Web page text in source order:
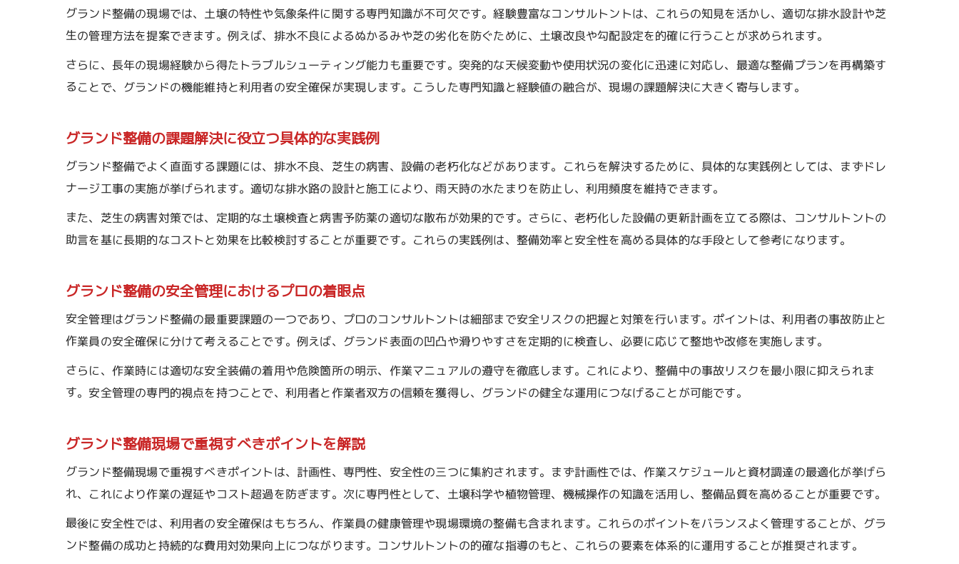
グランド整備の現場では、土壌の特性や気象条件に関する専門知識が不可欠です。経験豊富なコンサルトントは、これらの知見を活かし、適切な排水設計や芝
生の管理方法を提案できます。例えば、排水不良によるぬかるみや芝の劣化を防ぐために、土壌改良や勾配設定を的確に行うことが求められます。
さらに、長年の現場経験から得たトラブルシューティング能力も重要です。突発的な天候変動や使用状況の変化に迅速に対応し、最適な整備プランを再構築す
ることで、グランドの機能維持と利用者の安全確保が実現します。こうした専門知識と経験値の融合が、現場の課題解決に大きく寄与します。
グランド整備の課題解決に役立つ具体的な実践例
グランド整備でよく直面する課題には、排水不良、芝生の病害、設備の老朽化などがあります。これらを解決するために、具体的な実践例としては、まずドレ
ナージ工事の実施が挙げられます。適切な排水路の設計と施工により、雨天時の水たまりを防止し、利用頻度を維持できます。
また、芝生の病害対策では、定期的な土壌検査と病害予防薬の適切な散布が効果的です。さらに、老朽化した設備の更新計画を立てる際は、コンサルトントの
助言を基に長期的なコストと効果を比較検討することが重要です。これらの実践例は、整備効率と安全性を高める具体的な手段として参考になります。
グランド整備の安全管理におけるプロの着眼点
安全管理はグランド整備の最重要課題の一つであり、プロのコンサルトントは細部まで安全リスクの把握と対策を行います。ポイントは、利用者の事故防止と
作業員の安全確保に分けて考えることです。例えば、グランド表面の凹凸や滑りやすさを定期的に検査し、必要に応じて整地や改修を実施します。
さらに、作業時には適切な安全装備の着用や危険箇所の明示、作業マニュアルの遵守を徹底します。これにより、整備中の事故リスクを最小限に抑えられま
す。安全管理の専門的視点を持つことで、利用者と作業者双方の信頼を獲得し、グランドの健全な運用につなげることが可能です。
グランド整備現場で重視すべきポイントを解説
グランド整備現場で重視すべきポイントは、計画性、専門性、安全性の三つに集約されます。まず計画性では、作業スケジュールと資材調達の最適化が挙げら
れ、これにより作業の遅延やコスト超過を防ぎます。次に専門性として、土壌科学や植物管理、機械操作の知識を活用し、整備品質を高めることが重要です。
最後に安全性では、利用者の安全確保はもちろん、作業員の健康管理や現場環境の整備も含まれます。これらのポイントをバランスよく管理することが、グラ
ンド整備の成功と持続的な費用対効果向上につながります。コンサルトントの的確な指導のもと、これらの要素を体系的に運用することが推奨されます。